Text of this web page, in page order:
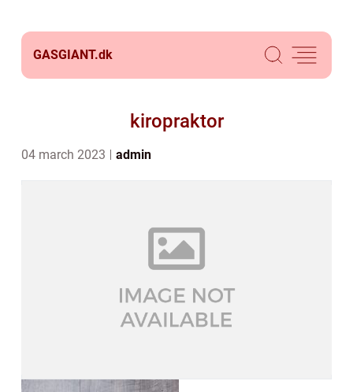
GASGIANT.dk
kiropraktor
04 march 2023 admin